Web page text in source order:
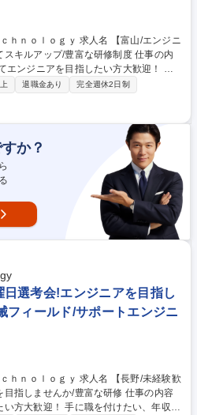
求人名 【富山/エンジニ
アップ/豊富な研修制度 仕事の内
エンジニアを目指したい方大歓迎！ 手
たい、頭を使った仕事をしたい、最初
聞いてみませんか？ 【想定業務
ドエンジニア/設計補助/生産技術/品質
/監視/運用・ヘルプデスク) まずは未経
ートします。ご自身の経験や志向性に
できるようにキャリアを一緒に考えま
退職金あり
完全週休2日制
か？
日選考会!エンジニアを目指し
フィールド/サポートエンジニ
求人名 【長野/未経験歓
ませんか/豊富な研修 仕事の内容
方大歓迎！ 手に職を付けたい、年収を